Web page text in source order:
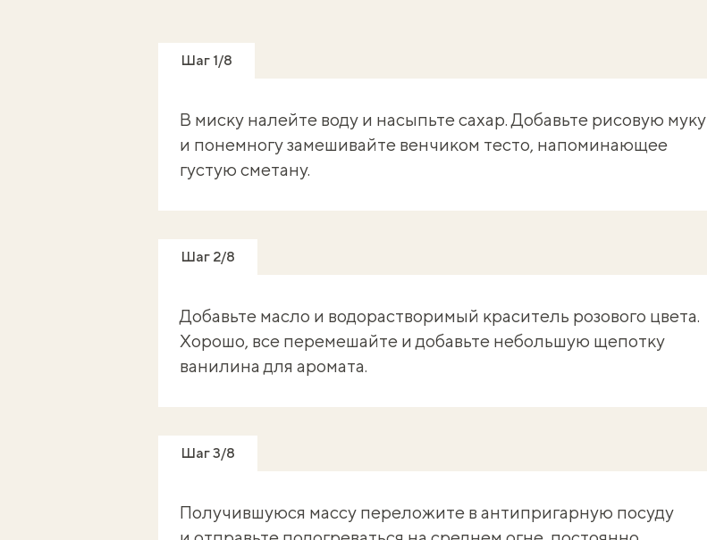
Шаг 1/8
В миску налейте воду и насыпьте сахар. Добавьте рисовую муку
и понемногу замешивайте венчиком тесто, напоминающее
густую сметану.
Шаг 2/8
Добавьте масло и водорастворимый краситель розового цвета.
Хорошо, все перемешайте и добавьте небольшую щепотку
ванилина для аромата.
Шаг 3/8
Получившуюся массу переложите в антипригарную посуду